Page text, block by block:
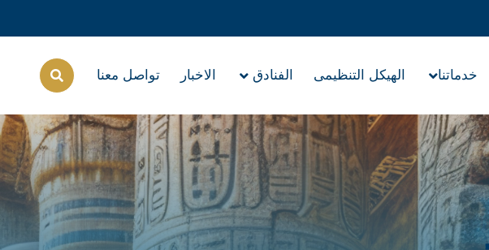
خدماتنا الهيكل التنظيمى الفنادق الاخبار تواصل معنا